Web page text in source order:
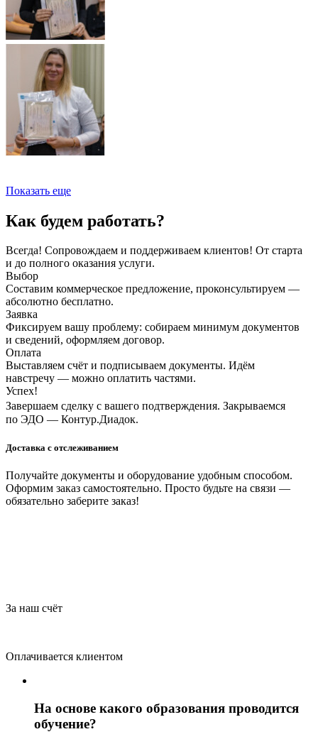
Показать еще
Как будем работать?
Всегда! Сопровождаем и поддерживаем клиентов! От старта
и до полного оказания услуги.
Выбор
Составим коммерческое предложение, проконсультируем —
абсолютно бесплатно.
Заявка
Фиксируем вашу проблему: собираем минимум документов
и сведений, оформляем договор.
Оплата
Выставляем счёт и подписываем документы. Идём
навстречу — можно оплатить частями.
Успех!
Завершаем сделку с вашего подтверждения. Закрываемся
по ЭДО — Контур.Диадок.
Доставка с отслеживанием
Получайте документы и оборудование удобным способом.
Оформим заказ самостоятельно. Просто будьте на связи —
обязательно заберите заказ!
За наш счёт
Оплачивается клиентом
На основе какого образования проводится
обучение?